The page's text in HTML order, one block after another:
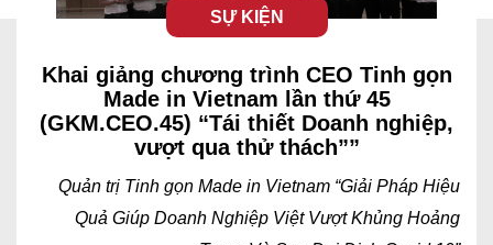
SỰ KIỆN
Khai giảng chương trình CEO Tinh gọn
Made in Vietnam lần thứ 45
(GKM.CEO.45) “Tái thiết Doanh nghiệp,
vượt qua thử thách””
Quản trị Tinh gọn Made in Vietnam “Giải Pháp Hiệu
Quả Giúp Doanh Nghiệp Việt Vượt Khủng Hoảng